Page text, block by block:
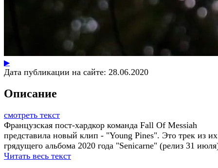
▶
Дата публикации на сайте: 28.06.2020
Описание
смотреть текст
Французская пост-хардкор команда Fall Of Messiah
представила новый клип - "Young Pines". Это трек из их
грядущего альбома 2020 года "Senicarne" (релиз 31
Читать весь текст